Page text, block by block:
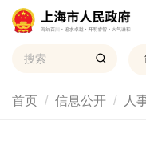
首页 信息公开 人